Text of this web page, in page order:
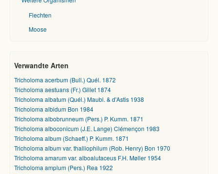
Flechten
Moose
Verwandte Arten
Tricholoma acerbum (Bull.) Quél. 1872
Tricholoma aestuans (Fr.) Gillet 1874
Tricholoma albatum (Quél.) Maubl. & d'Astis 1938
Tricholoma albidum Bon 1984
Tricholoma albobrunneum (Pers.) P. Kumm. 1871
Tricholoma alboconicum (J.E. Lange) Clémençon 1983
Tricholoma album (Schaeff.) P. Kumm. 1871
Tricholoma album var. thalliophilum (Rob. Henry) Bon 1970
Tricholoma amarum var. alboalutaceus F.H. Møller 1954
Tricholoma amplum (Pers.) Rea 1922